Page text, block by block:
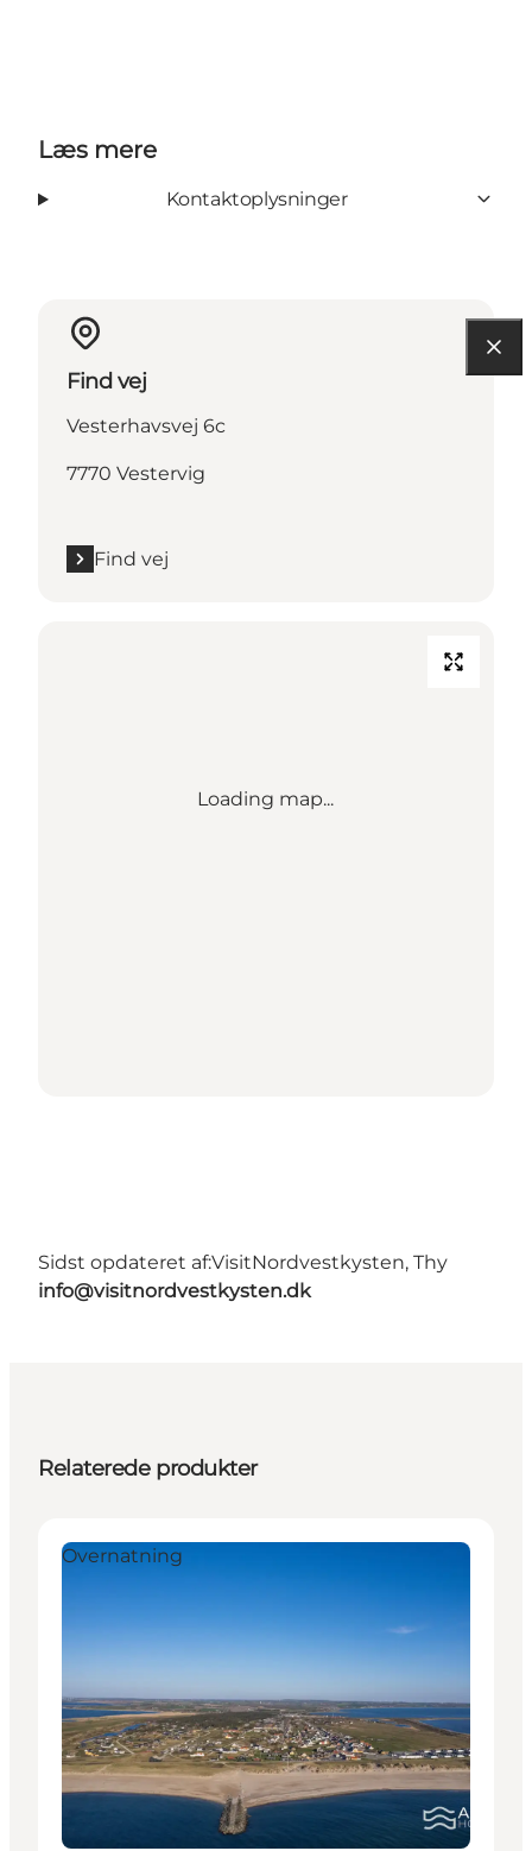
Læs mere
Kontaktoplysninger
Find vej
Vesterhavsvej 6c
7770 Vestervig
Find vej
Loading map...
Sidst opdateret af:VisitNordvestkysten, Thy
info@visitnordvestkysten.dk
Relaterede produkter
Overnatning